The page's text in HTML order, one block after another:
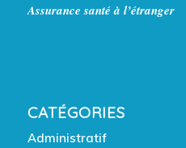
Assurance santé à l’étranger
CATÉGORIES
Administratif